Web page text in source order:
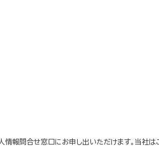
情報問合せ窓口にお申し出いただけます。当社